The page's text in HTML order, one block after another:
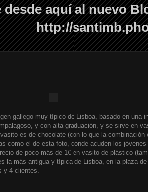
desde aquí al nuevo
http://
gallego muy típico de Lisboa, basado en una
y con alta graduación, y se sirve en
es de chocolate (con lo que la combinación
como el de esta foto, donde acuden los jóvenes
de poco más de 1€ en vasito de plástico
la más antigua y típica de Lisboa, en la plaza
y 4 clientes.